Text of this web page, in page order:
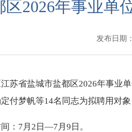
区2026年事业单
发布日期
苏省盐城市盐都区2026年事业
付梦帆等14名同志为拟聘用对
：7月2日—7月9日。